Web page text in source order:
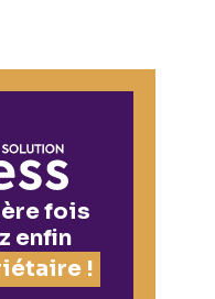
fois
enfin
!